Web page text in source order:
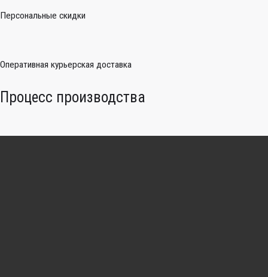
Персональные скидки
Оперативная курьерская доставка
Процесс производства